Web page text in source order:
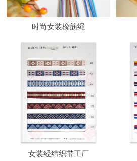
时尚女装橡筋绳
女装经纬织带工厂